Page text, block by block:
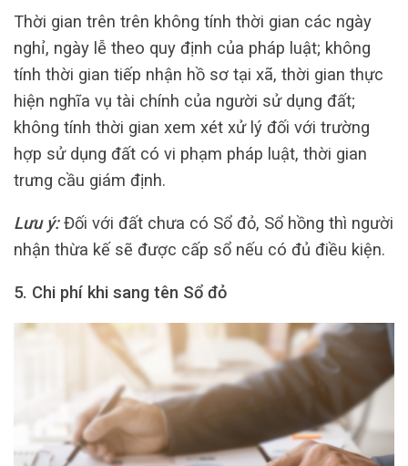
Thời gian trên trên không tính thời gian các ngày
nghỉ, ngày lễ theo quy định của pháp luật; không
tính thời gian tiếp nhận hồ sơ tại xã, thời gian thực
hiện nghĩa vụ tài chính của người sử dụng đất;
không tính thời gian xem xét xử lý đối với trường
hợp sử dụng đất có vi phạm pháp luật, thời gian
trưng cầu giám định.
Lưu ý:Đối với đất chưa có Sổ đỏ, Sổ hồng thì người
nhận thừa kế sẽ được cấp sổ nếu có đủ điều kiện.
5. Chi phí khi sang tên Sổ đỏ